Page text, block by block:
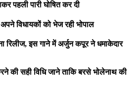
पहली पारी घोषित कर दी
विधायकों को भेज रही भोपाल
रिलीज, इस गाने में अर्जुन कपूर ने धमाकेदार
की सही विधि जाने ताकि बरसे भोलेनाथ की